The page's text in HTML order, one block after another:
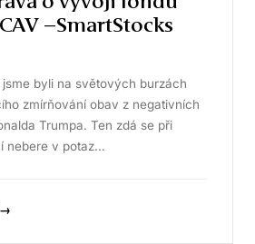
–SmartStocks
byli na světových burzách
zmírňování obav z negativních
Trumpa. Ten zdá se při
nebere v potaz…
→